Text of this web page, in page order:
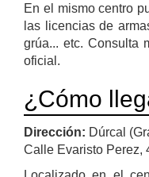
En el mismo centro
las licencias de
grúa... etc. Consulta
oficial.
¿Cómo
Dirección: Dúrcal
Calle Evaristo Perez,